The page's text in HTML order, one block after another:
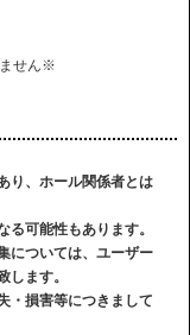
せん※
り、ホール関係者とは
可能性もあります。
については、ユーザー
します。
・損害等につきまして